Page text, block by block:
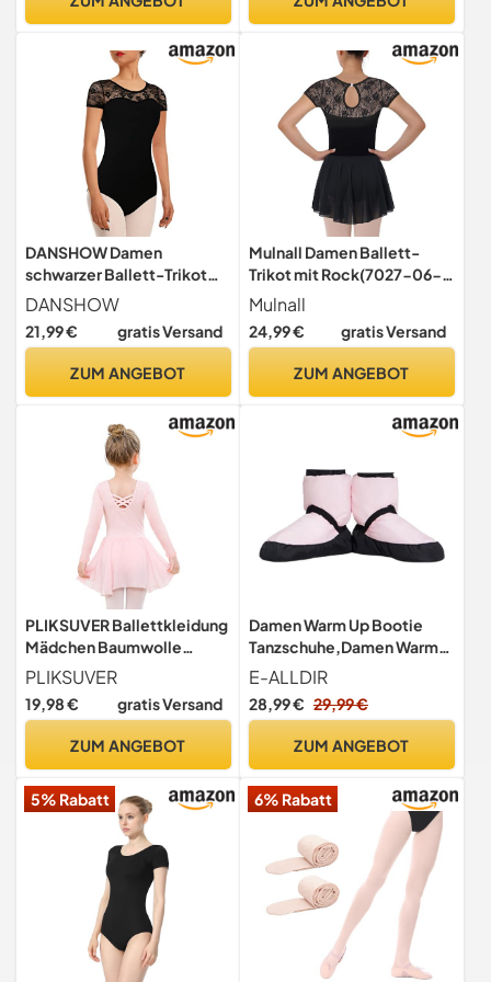
Jahre
DANSHOW Damen
schwarzer Ballett-Trikot
Tanzanzug(7037-06-S)
DANSHOW
21,99 € gratis Versand
ZUM ANGEBOT
Mulnall Damen Ballett-
Trikot mit Rock(7027-06-
M)
Mulnall
24,99 € gratis Versand
ZUM ANGEBOT
PLIKSUVER Ballettkleidung
Mädchen Baumwolle
Ballettkleid Balletttrikot
Langarm Tanzkleid
Tanzbody mit Chiffon Rock
PLIKSUVER
19,98 € gratis Versand
ZUM ANGEBOT
Damen Warm Up Bootie
Tanzschuhe,Damen Warm
Up Boot HausschuhWarm
Up Bootie,Erwachsene
Stiefel
E-ALLDIR
28,99 € 29,99 €
ZUM ANGEBOT
5% Rabatt 6% Rabatt